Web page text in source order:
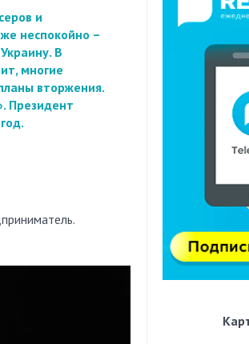
и
неспокойно –
В
многие
вторжения.
Президент